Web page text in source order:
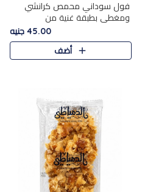
فول سوداني محمص كرانشي
ومغطى بطبقة غنية من
الشوكولاتة، يجمع بين طعم
القرمشة الأصيلة الكلاسكيكية
التقليدية للفول السوداني وحلاوة
45.00 جنيه
أضف